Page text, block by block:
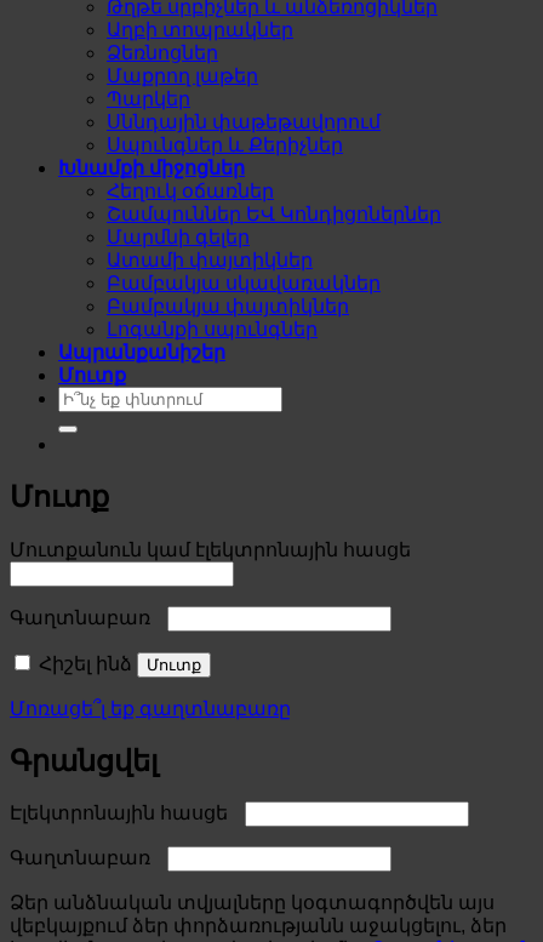
Թղթե սրբիչներ և անձեռոցիկներ
Աղբի տոպրակներ
Ձեռնոցներ
Մաքրող լաթեր
Պարկեր
Սննդային փաթեթավորում
Սպունգներ և Քերիչներ
Խնամքի միջոցներ
Հեղուկ օճառներ
Շամպուններ ԵՎ Կոնդիցոներներ
Մարմնի գելեր
Ատամի փայտիկներ
Բամբակյա սկավառակներ
Բամբակյա փայտիկներ
Լոգանքի սպունգներ
Ապրանքանիշեր
Մուտք
Search
for:
Մուտք
Մուտքանուն կամ էլեկտրոնային հասցե
Գաղտնաբառ
Հիշել ինձ Մուտք
Մոռացե՞լ եք գաղտնաբառը
Գրանցվել
Էլեկտրոնային հասցե
Գաղտնաբառ
Ձեր անձնական տվյալները կօգտագործվեն այս
վեբկայքում ձեր փորձառությանն աջակցելու, ձեր